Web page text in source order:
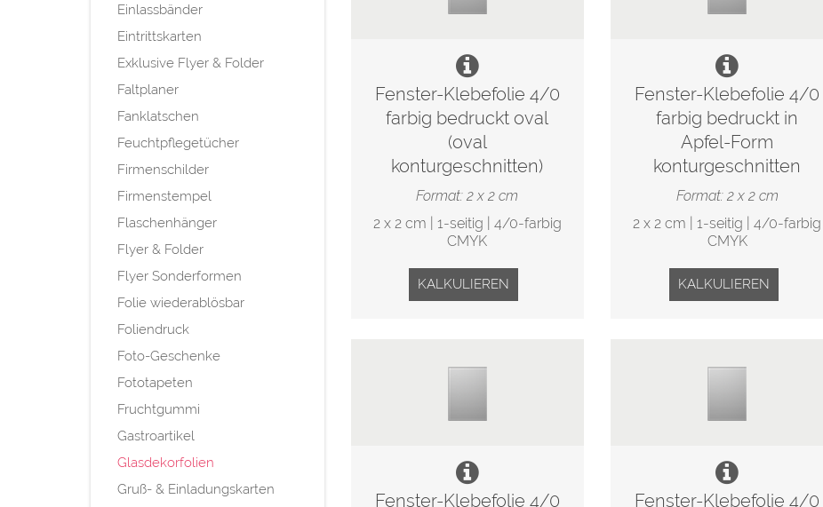
Einlassbänder
Eintrittskarten
Exklusive Flyer & Folder
Faltplaner
Fanklatschen
Feuchtpflegetücher
Firmenschilder
Firmenstempel
Flaschenhänger
Flyer & Folder
Flyer Sonderformen
Folie wiederablösbar
Foliendruck
Foto-Geschenke
Fototapeten
Fruchtgummi
Gastroartikel
Glasdekorfolien
Gruß- & Einladungskarten
Fenster-Klebefolie 4/0
farbig bedruckt oval
(oval
konturgeschnitten)
Format: 2 x 2 cm
2 x 2 cm | 1-seitig | 4/0-farbig
CMYK
KALKULIEREN
Fenster-Klebefolie 4/0
farbig bedruckt in
Apfel-Form
konturgeschnitten
Format: 2 x 2 cm
2 x 2 cm | 1-seitig | 4/0-farbig
CMYK
KALKULIEREN
Fenster-Klebefolie 4/0
Fenster-Klebefolie 4/0